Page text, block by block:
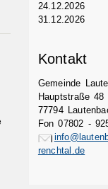
24.12.2026
31.12.2026
Kontakt
Gemeinde
Hauptstraße 48
77794
Fon 07802 -
renchtal.de